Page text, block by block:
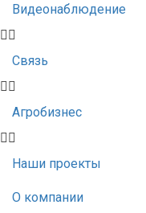
Видеонаблюдение
Связь
Агробизнес
Наши проекты
О компании